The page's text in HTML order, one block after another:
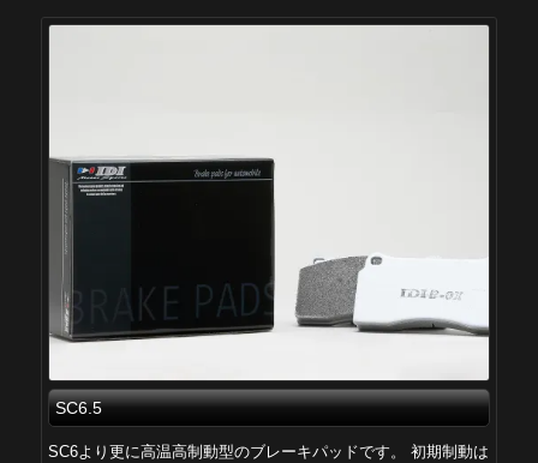
SC6.5
SC6より更に高温高制動型のブレーキパッドです。 初期制動は